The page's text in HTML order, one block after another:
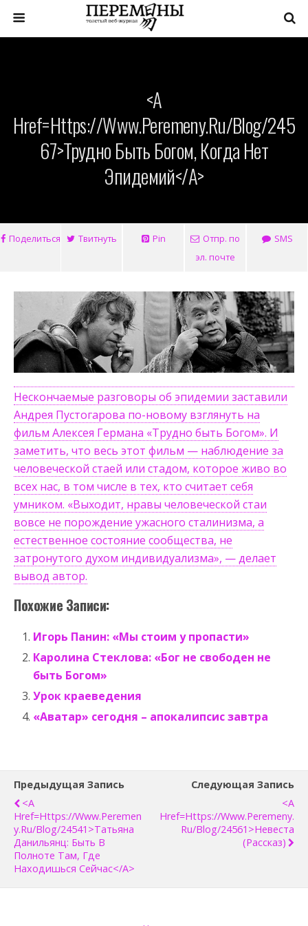
<a
Href=https://www.peremeny.ru/blog/245
67>Трудно Быть Богом, Когда Нет
Эпидемий</a>
Поделиться Твитнуть Pin
Отпр. по
эл. почте
SMS
Нескончаемые разговоры об эпидемии заставили
Андрея Пустогарова по-новому взглянуть на
фильм Алексея Германа «Трудно быть Богом». И
заметить, что весь этот фильм — наблюдение за
человеческой стаей или стадом, которое живо во
всех нас, в том числе в тех, кто считает себя
умником. «Выходит, нравы человеческой стаи
вовсе не порождение ужасного сталинизма, а
естественное состояние сообщества, не
затронутого духом индивидуализма», — делает
вывод автор.
Похожие Записи:
Игорь Панин: «Мы стоим у пропасти»
Каролина Стеклова: «Бог не свободен не
быть Богом»
Урок краеведения
«Аватар» сегодня – апокалипсис завтра
Предыдущая Запись
<a
Href=https://www.peremen
Y.ru/blog/24541>Татьяна
Данильянц: Быть В
Полноте Там, Где
Находишься Сейчас</a>
Следующая Запись
<a
Href=https://www.peremeny.
Ru/blog/24561>Невеста
(рассказ)